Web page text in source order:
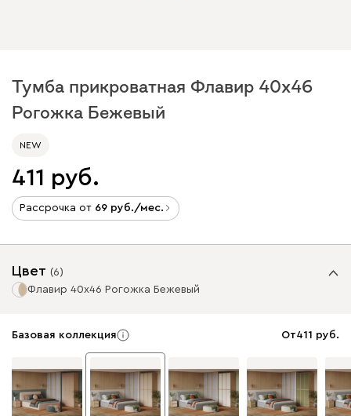
Тумба прикроватная Флавир 40x46
Рогожка Бежевый
NEW
411
Рассрочка от 69 /мес.
Цвет (6)
Флавир 40x46 Рогожка Бежевый
Базовая коллекция От411